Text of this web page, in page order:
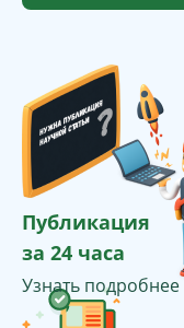
Публикация
за 24 часа
Узнать подробнее